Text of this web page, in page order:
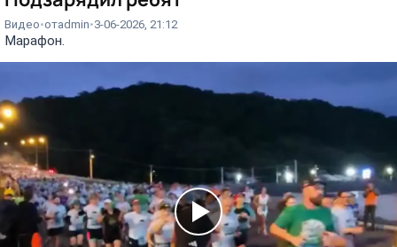
Видео отadmin 3-06-2026, 21:12
Марафон.